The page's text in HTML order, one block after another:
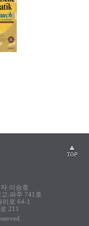
:이승호
:파주 741호
로 64-1
211